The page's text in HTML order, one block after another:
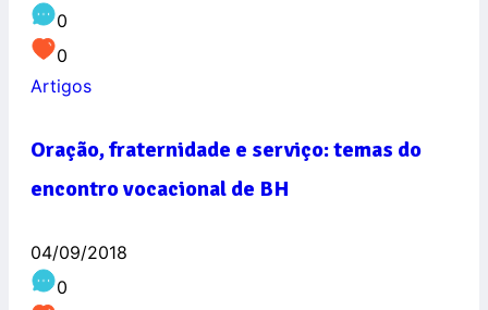
0
0
Artigos
Oração, fraternidade e serviço: temas do
encontro vocacional de BH
04/09/2018
0